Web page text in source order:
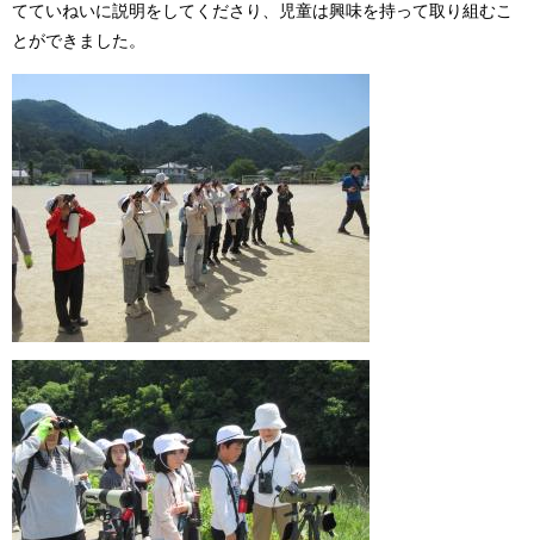
てていねいに説明をしてくださり、児童は興味を持って取り組むこ
とができました。